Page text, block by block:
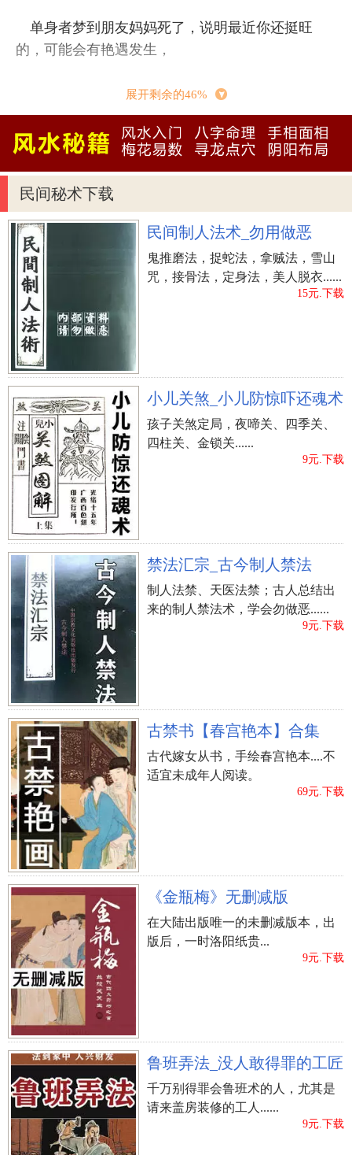
单身者梦到朋友妈妈死了，说明最近你还挺旺
的，可能会有艳遇发生，
学子梦到朋友妈妈死了，说明你善于总结，不断
支总结，探索新方法，考试中能活学活用，当然成
绩也相当不错。继续坚持。
梦到朋友妈妈死了的相关梦境
梦中看到朋友肤色黝黑，或者颜色异常，预防友
人要生病。
梦到某个朋友用白色衣物盖着脸，预示现在想接
近你，跟你关系紧密的某位朋友，将来会伤害你。
梦到接到好友来信，在异性关系上将会有快乐的
事情发生。
梦到朋友妈妈死了的网友梦例
网友梦境：梦到朋友妈妈死了是什么意思？
周公解梦：是吉兆，预示会能实现自己的。
梦到接到好友来信
上一篇：梦到犯罪人逃跑_周公解梦之犯罪人逃跑_梦
见犯罪人逃跑预示什么
展开剩余的46%
民间秘术下载
民间制人法术_勿用做恶
鬼推磨法，捉蛇法，拿贼法，雪山
咒，接骨法，定身法，美人脱衣......
15元.下载
小儿关煞_小儿防惊吓还魂术
孩子关煞定局，夜啼关、四季关、
四柱关、金锁关......
9元.下载
禁法汇宗_古今制人禁法
制人法禁、天医法禁；古人总结出
来的制人禁法术，学会勿做恶......
9元.下载
古禁书【春宫艳本】合集
古代嫁女从书，手绘春宫艳本....不
适宜未成年人阅读。
69元.下载
《金瓶梅》无删减版
在大陆出版唯一的未删减版本，出
版后，一时洛阳纸贵...
9元.下载
鲁班弄法_没人敢得罪的工匠
千万别得罪会鲁班术的人，尤其是
请来盖房装修的工人......
9元.下载